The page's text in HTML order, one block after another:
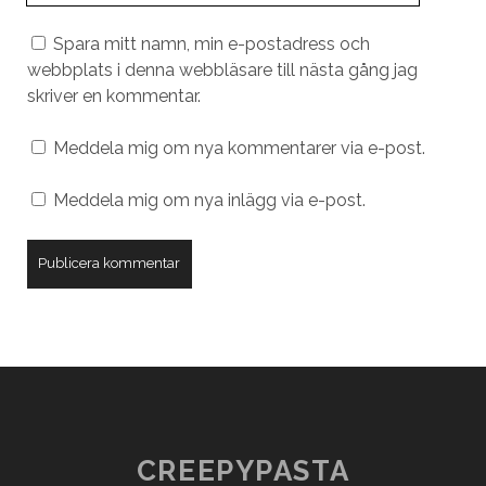
Spara mitt namn, min e-postadress och
webbplats i denna webbläsare till nästa gång jag
skriver en kommentar.
Meddela mig om nya kommentarer via e-post.
Meddela mig om nya inlägg via e-post.
CREEPYPASTA